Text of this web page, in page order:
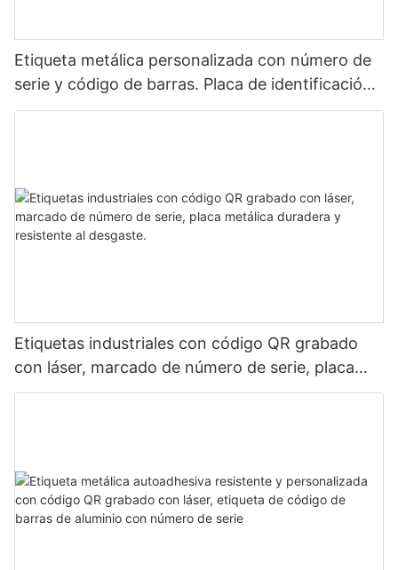
Etiqueta metálica personalizada con número de
serie y código de barras. Placa de identificación
de aluminio para identificación de activos
Etiquetas industriales con código QR grabado
con láser, marcado de número de serie, placa
metálica duradera y resistente al desgaste.